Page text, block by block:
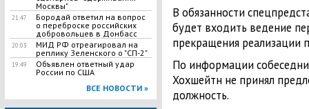
Москвы"
21:47
Бородай ответил на вопрос
о переброске российских
добровольцев в Донбасс
20:03
МИД РФ отреагировал на
реплику Зеленского о "СП-2"
19:49
Объявлен ответный удар
России по США
ВСЕ НОВОСТИ »
В обязанности
будет входить ведение
прекращения реализации
По информации
Хохшейтн не принял
должность.